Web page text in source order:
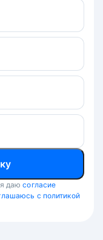
даю согласие
с политикой